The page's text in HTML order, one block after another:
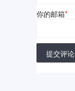
你的邮箱*
提交评论